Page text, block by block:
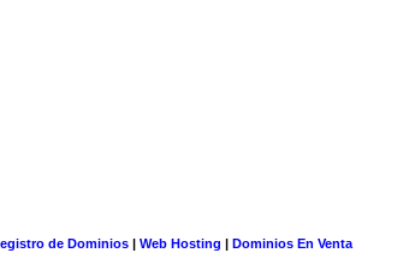
de Dominios| Web Hosting | Dominios En Venta